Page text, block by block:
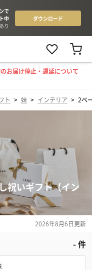
お届け停止・遅延について
ト > 妹 > インテリア > 2ペ
祝いギフト（イン
2026年8月6日更新
-件